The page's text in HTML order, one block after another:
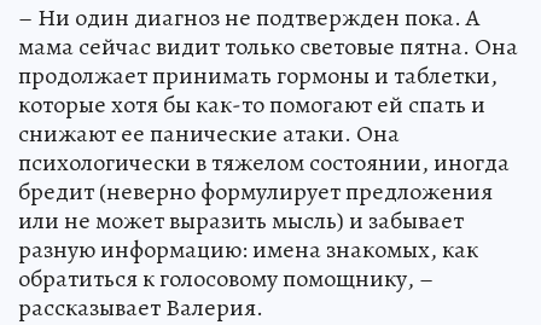
– Ни один диагноз не подтвержден пока. А
мама сейчас видит только световые пятна. Она
продолжает принимать гормоны и таблетки,
которые хотя бы как-то помогают ей спать и
снижают ее панические атаки. Она
психологически в тяжелом состоянии, иногда
бредит (неверно формулирует предложения
или не может выразить мысль) и забывает
разную информацию: имена знакомых, как
обратиться к голосовому помощнику, –
рассказывает Валерия.